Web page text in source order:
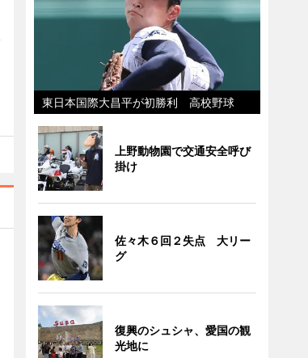
東日本国際大昌平が初勝利 高校野球
上野動物園で交通安全呼び
掛け
佐々木６回２失点 大リー
グ
復興のシュシャ、愛国の観
光地に